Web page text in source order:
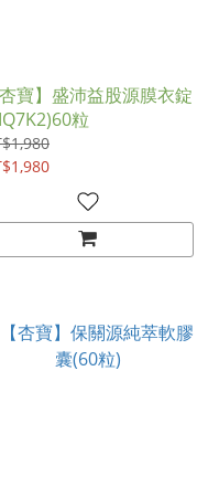
杏寶】盛沛益股源膜衣錠
粒